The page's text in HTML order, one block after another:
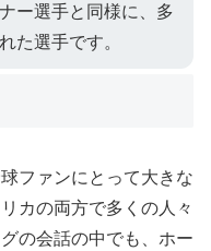
ー選手と同様に、多
た選手です。
ファンにとって大きな
カの両方で多くの人々
の会話の中でも、ホー